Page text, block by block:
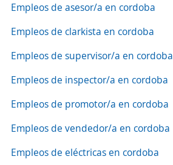
Empleos de asesor/a en cordoba
Empleos de clarkista en cordoba
Empleos de supervisor/a en cordoba
Empleos de inspector/a en cordoba
Empleos de promotor/a en cordoba
Empleos de vendedor/a en cordoba
Empleos de eléctricas en cordoba